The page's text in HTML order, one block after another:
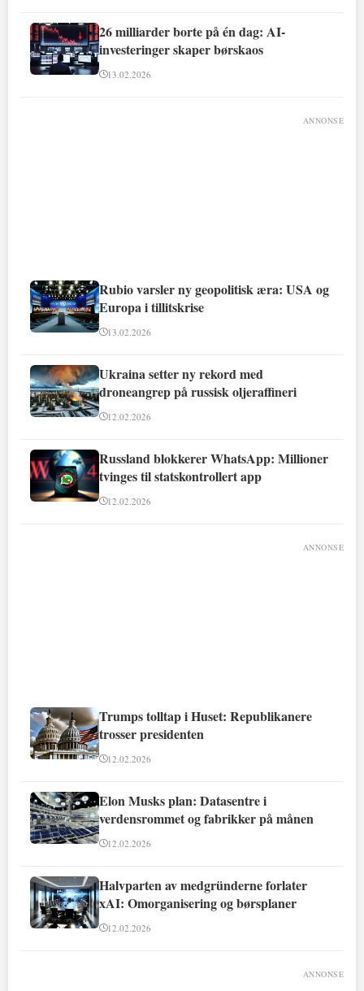
26 milliarder borte på én dag: AI-
investeringer skaper børskaos
13.02.2026
ANNONSE
Rubio varsler ny geopolitisk æra: USA og
Europa i tillitskrise
13.02.2026
Ukraina setter ny rekord med
droneangrep på russisk oljeraffineri
12.02.2026
Russland blokkerer WhatsApp: Millioner
tvinges til statskontrollert app
12.02.2026
ANNONSE
Trumps tolltap i Huset: Republikanere
trosser presidenten
12.02.2026
Elon Musks plan: Datasentre i
verdensrommet og fabrikker på månen
12.02.2026
Halvparten av medgründerne forlater
xAI: Omorganisering og børsplaner
12.02.2026
ANNONSE